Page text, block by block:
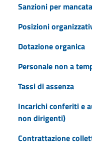
Sanzioni per
Posizioni
Dotazione organica
Personale non a
Tassi di assenza
Incarichi conferiti e
non dirigenti)
Contrattazione